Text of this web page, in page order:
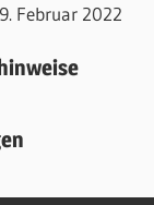
9. Februar 2022